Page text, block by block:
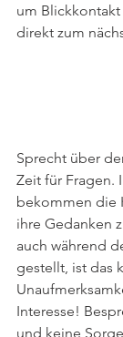
um Blickkontakt
direkt zum
Sprecht über
Zeit für Fragen.
bekommen die
ihre Gedanken
auch während
gestellt, ist das
Interesse!
und keine